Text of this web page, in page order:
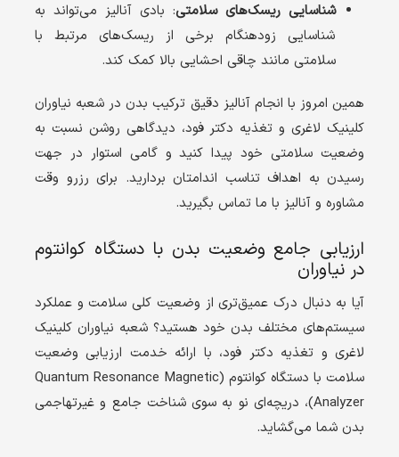
شناسایی ریسک‌های سلامتی: بادی آنالیز می‌تواند به
شناسایی زودهنگام برخی از ریسک‌های مرتبط با
سلامتی مانند چاقی احشایی بالا کمک کند.
همین امروز با انجام آنالیز دقیق ترکیب بدن در شعبه نیاوران
کلینیک لاغری و تغذیه دکتر فود، دیدگاهی روشن نسبت به
وضعیت سلامتی خود پیدا کنید و گامی استوار در جهت
رسیدن به اهداف تناسب اندامتان بردارید. برای رزرو وقت
مشاوره و آنالیز با ما تماس بگیرید.
ارزیابی جامع وضعیت بدن با دستگاه کوانتوم
در نیاوران
آیا به دنبال درک عمیق‌تری از وضعیت کلی سلامت و عملکرد
سیستم‌های مختلف بدن خود هستید؟ شعبه نیاوران کلینیک
لاغری و تغذیه دکتر فود، با ارائه خدمت ارزیابی وضعیت
سلامت با دستگاه کوانتوم (Quantum Resonance Magnetic
Analyzer)، دریچه‌ای نو به سوی شناخت جامع و غیرتهاجمی
بدن شما می‌گشاید.